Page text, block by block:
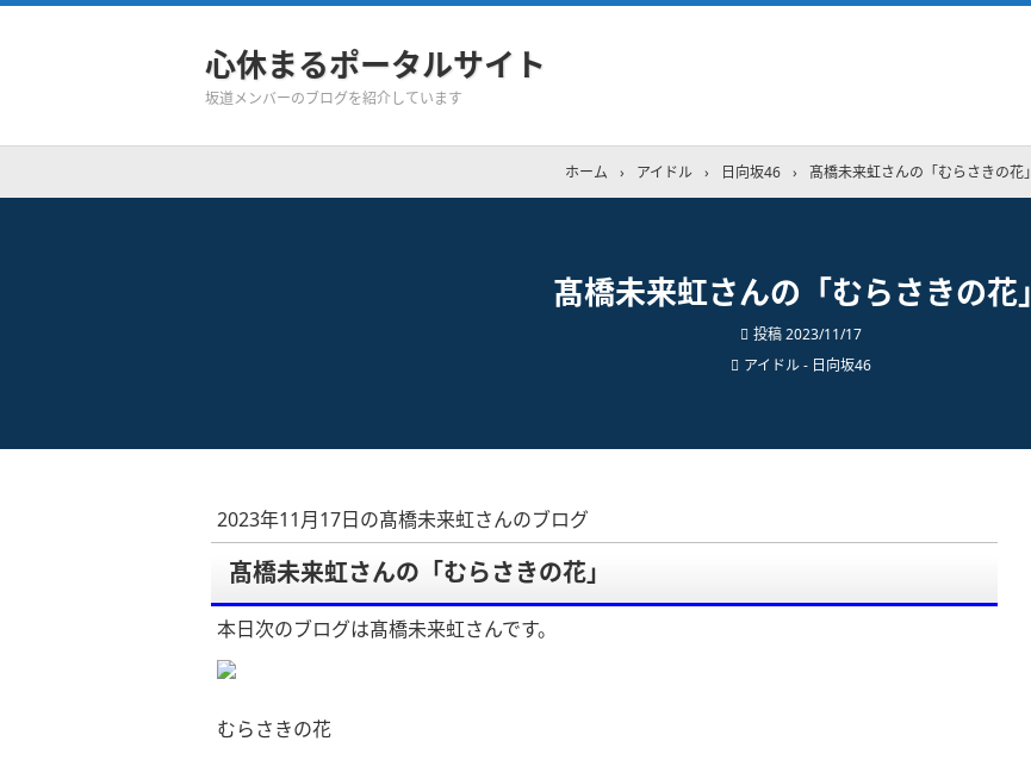
心休まるポータルサイト
坂道メンバーのブログを紹介しています
ホーム › アイドル › 日向坂46 › 髙橋未来虹さんの「むらさきの花」
髙橋未来虹さんの「むらさきの花」
投稿2023/11/17
アイドル - 日向坂46
2023年11月17日の髙橋未来虹さんのブログ
髙橋未来虹さんの「むらさきの花」
本日次のブログは髙橋未来虹さんです。
むらさきの花